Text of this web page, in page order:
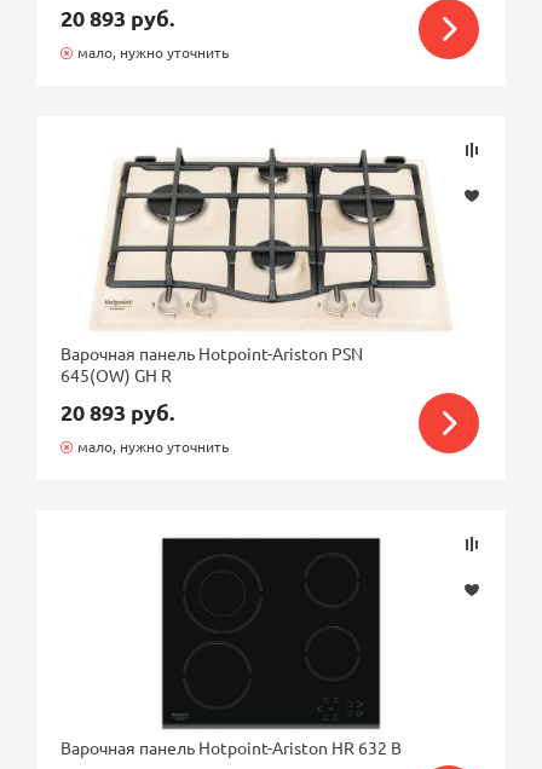
20 893 руб.
мало, нужно уточнить
Варочная панель Hotpoint-Ariston PSN
645(OW) GH R
20 893 руб.
мало, нужно уточнить
Варочная панель Hotpoint-Ariston HR 632 B